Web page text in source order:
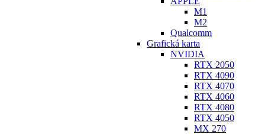
M1
M2
Qualcomm
Grafická karta
NVIDIA
RTX 2050
RTX 4090
RTX 4070
RTX 4060
RTX 4080
RTX 4050
MX 270